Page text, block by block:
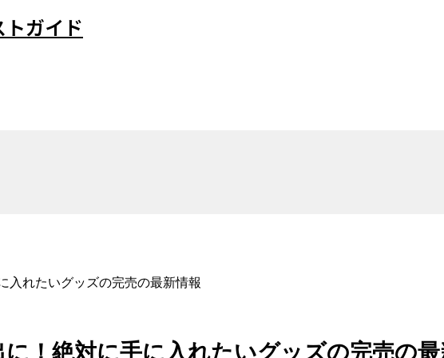
ガイド
入れたいグッズの完売の最新情報
！絶対に手に入れたいグッズの完売の